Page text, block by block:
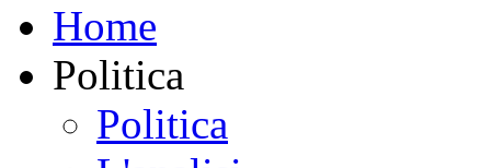
Home
Politica
Politica